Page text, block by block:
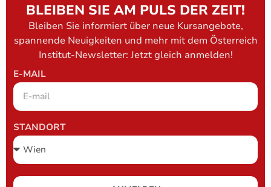
BLEIBEN SIE AM PULS DER ZEIT!
Bleiben Sie informiert über neue Kursangebote,
spannende Neuigkeiten und mehr mit dem Österreich
Institut-Newsletter: Jetzt gleich anmelden!
E-MAIL
STANDORT